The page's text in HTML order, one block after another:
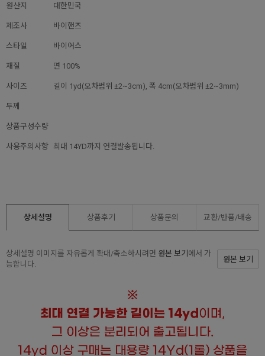
원산지 대한민국
제조사 바이핸즈
스타일 바이어스
재질 면 100%
사이즈 길이 1yd(오차범위 ±2~3cm), 폭 4cm(오차범위 ±2~3mm)
두께
상품구성수량
사용주의사항 최대 14YD까지 연결발송됩니다.
상세설명 상품후기 상품문의 교환/반품/배송
상세설명 이미지를 자유롭게 확대/축소하시려면 원본 보기 에서 가
능합니다.
원본 보기